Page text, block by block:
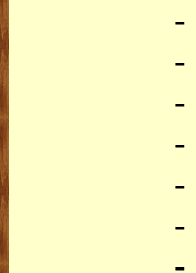
-
-
-
-
-
-